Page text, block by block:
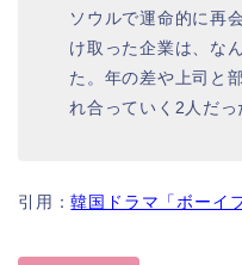
ソウルで運命的に再
け取った企業は、な
た。年の差や上司と
れ合っていく2人だっ
引用：韓国ドラマ「ボーイ